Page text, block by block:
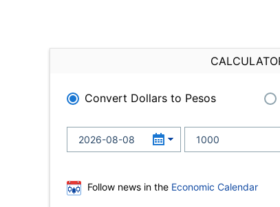
Convert Dollars to Pesos
Follow news in the Economic Calendar